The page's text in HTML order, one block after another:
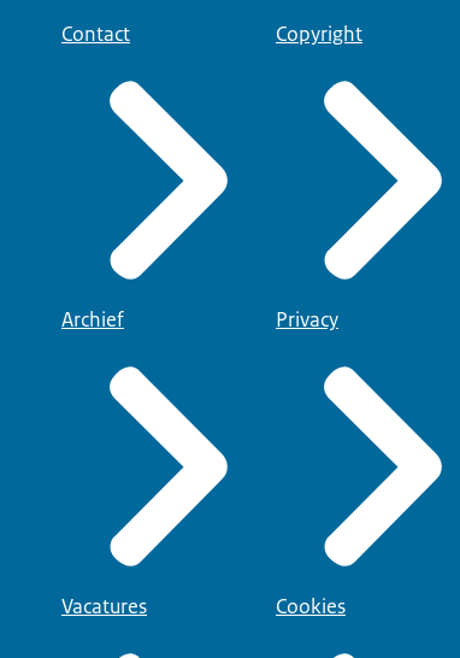
Contact
Archief
Vacatures
Copyright
Privacy
Cookies